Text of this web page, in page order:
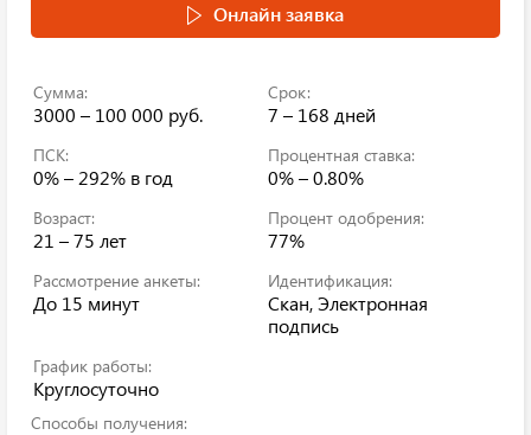
Онлайн заявка
Сумма:
3000 – 100 000 руб.
Срок:
7 – 168 дней
ПСК:
0% – 292% в год
Процентная ставка:
0% – 0.80%
Возраст:
21 – 75 лет
Процент одобрения:
77%
Рассмотрение анкеты:
До 15 минут
Идентификация:
Скан, Электронная
подпись
График работы:
Круглосуточно
Способы получения: